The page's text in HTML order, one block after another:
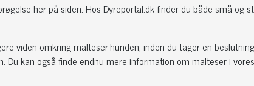
her på siden. Hos Dyreportal.dk finder du både små
viden omkring malteser-hunden, inden du tager en
Du kan også finde endnu mere information om malteser i vores